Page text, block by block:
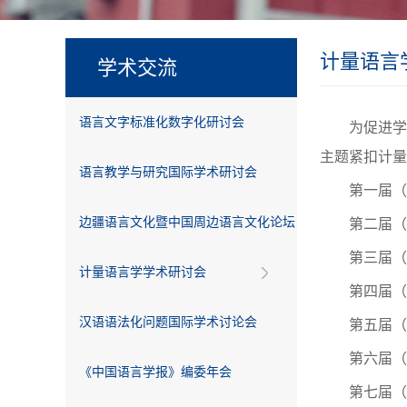
学术交流
语言文字标准化数字化研讨会
语言教学与研究国际学术研讨会
边疆语言文化暨中国周边语言文化论坛
计量语言学学术研讨会
汉语语法化问题国际学术讨论会
《中国语言学报》编委年会
计量语言
为促进
主题紧扣计
第一届
第二届
第三届
第四届
第五届
第六届
第七届